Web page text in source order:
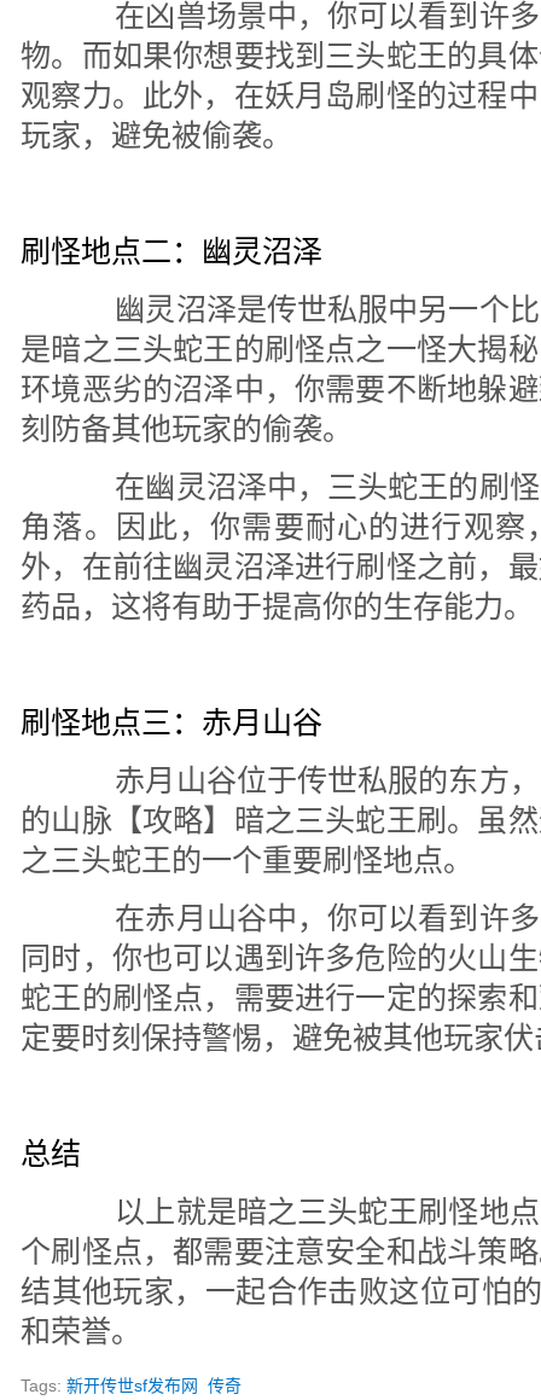
在凶兽场景中，你可以看到许多
物。而如果你想要找到三头蛇王的具
观察力。此外，在妖月岛刷怪的过程
玩家，避免被偷袭。
刷怪地点二：幽灵沼泽
幽灵沼泽是传世私服中另一个比
是暗之三头蛇王的刷怪点之一怪大揭
环境恶劣的沼泽中，你需要不断地躲
刻防备其他玩家的偷袭。
在幽灵沼泽中，三头蛇王的刷怪
角落。因此，你需要耐心的进行观察
外，在前往幽灵沼泽进行刷怪之前，
药品，这将有助于提高你的生存能力。
刷怪地点三：赤月山谷
赤月山谷位于传世私服的东方，
的山脉【攻略】暗之三头蛇王刷。虽
之三头蛇王的一个重要刷怪地点。
在赤月山谷中，你可以看到许多
同时，你也可以遇到许多危险的火山
蛇王的刷怪点，需要进行一定的探索
定要时刻保持警惕，避免被其他玩家
总结
以上就是暗之三头蛇王刷怪地点
个刷怪点，都需要注意安全和战斗策
结其他玩家，一起合作击败这位可怕
和荣誉。
Tags:新开传世sf发布网 传奇